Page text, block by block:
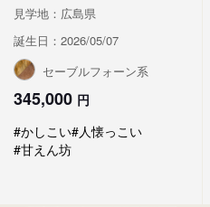
見学地：広島県
誕生日：2026/05/07
セーブルフォーン系
345,000 円
#かしこい#人懐っこい
#甘えん坊